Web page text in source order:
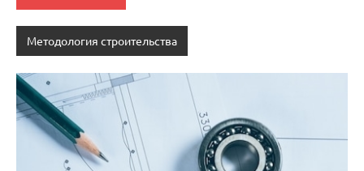
Методология строительства